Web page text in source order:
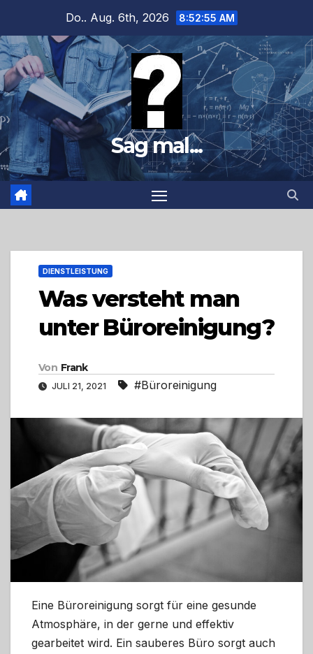
springen
Do.. Aug. 6th, 2026 8:52:56 AM
Sag mal...
DIENSTLEISTUNG
Was versteht man
unter Büroreinigung?
Von Frank
JULI 21, 2021 #Büroreinigung
Eine Büroreinigung sorgt für eine gesunde
Atmosphäre, in der gerne und effektiv
gearbeitet wird. Ein sauberes Büro sorgt auch